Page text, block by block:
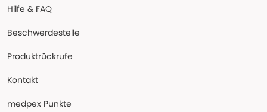
Hilfe & FAQ
Beschwerdestelle
Produktrückrufe
Kontakt
medpex Punkte